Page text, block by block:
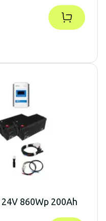
860Wp 200Ah